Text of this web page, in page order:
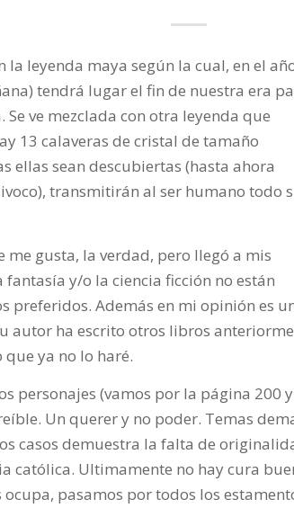
la leyenda maya según la cual, en el
tendrá lugar el fin de nuestra era
ve mezclada con otra leyenda que
13 calaveras de cristal de tamaño
ellas sean descubiertas (hasta ahora
transmitirán al ser humano todo
me gusta, la verdad, pero llegó a mis
fantasía y/o la ciencia ficción no están
preferidos. Además en mi opinión es
autor ha escrito otros libros
ya no lo haré.
personajes (vamos por la página 200
Un querer y no poder. Temas
casos demuestra la falta de
católica. Ultimamente no hay cura
ocupa, pasamos por todos los